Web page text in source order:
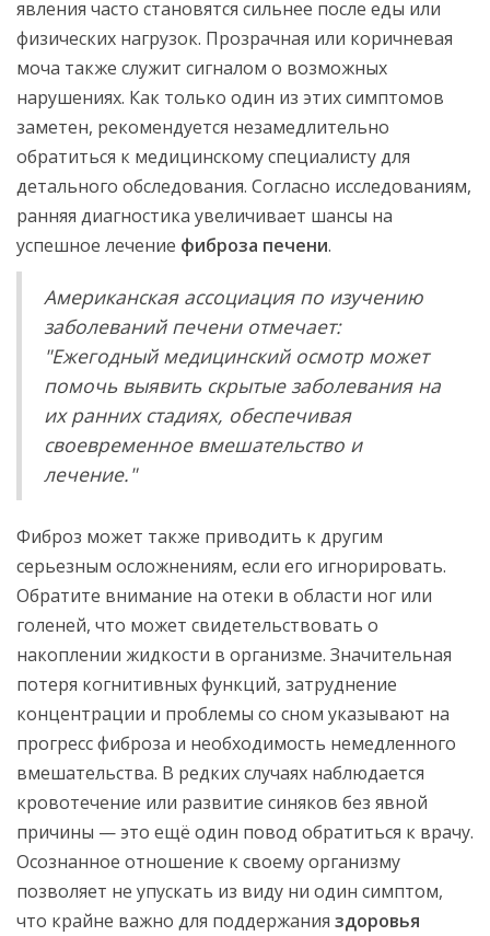
явления часто становятся сильнее после еды или
физических нагрузок. Прозрачная или коричневая
моча также служит сигналом о возможных
нарушениях. Как только один из этих симптомов
заметен, рекомендуется незамедлительно
обратиться к медицинскому специалисту для
детального обследования. Согласно исследованиям,
ранняя диагностика увеличивает шансы на
успешное лечение фиброза печени.
Американская ассоциация по изучению
заболеваний печени отмечает:
"Ежегодный медицинский осмотр может
помочь выявить скрытые заболевания на
их ранних стадиях, обеспечивая
своевременное вмешательство и
лечение."
Фиброз может также приводить к другим
серьезным осложнениям, если его игнорировать.
Обратите внимание на отеки в области ног или
голеней, что может свидетельствовать о
накоплении жидкости в организме. Значительная
потеря когнитивных функций, затруднение
концентрации и проблемы со сном указывают на
прогресс фиброза и необходимость немедленного
вмешательства. В редких случаях наблюдается
кровотечение или развитие синяков без явной
причины — это ещё один повод обратиться к врачу.
Осознанное отношение к своему организму
позволяет не упускать из виду ни один симптом,
что крайне важно для поддержания здоровья